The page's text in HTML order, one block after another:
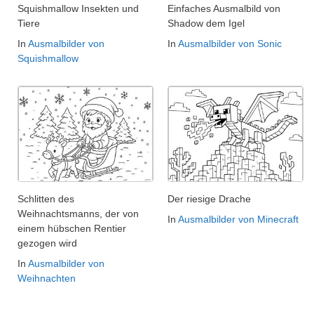
Squishmallow Insekten und
Tiere
In Ausmalbilder von
Squishmallow
Einfaches Ausmalbild von
Shadow dem Igel
In Ausmalbilder von Sonic
Schlitten des
Weihnachtsmanns, der von
einem hübschen Rentier
gezogen wird
In Ausmalbilder von
Weihnachten
Der riesige Drache
In Ausmalbilder von Minecraft